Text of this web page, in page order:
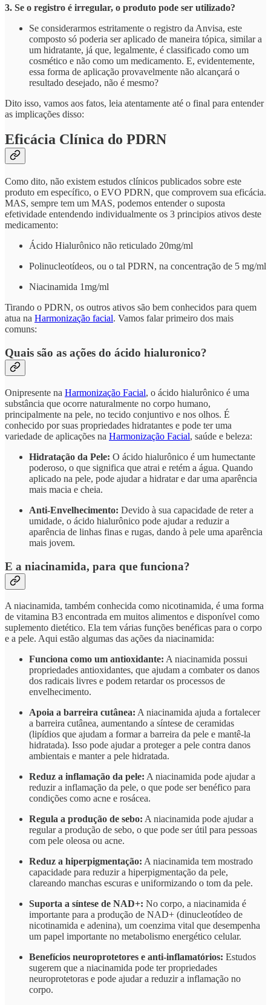
3. Se o registro é irregular, o produto pode ser utilizado?
Se considerarmos estritamente o registro da Anvisa, este
composto só poderia ser aplicado de maneira tópica, similar a
um hidratante, já que, legalmente, é classificado como um
cosmético e não como um medicamento. E, evidentemente,
essa forma de aplicação provavelmente não alcançará o
resultado desejado, não é mesmo?
Dito isso, vamos aos fatos, leia atentamente até o final para entender
as implicações disso:
Eficácia Clínica do PDRN
Como dito, não existem estudos clínicos publicados sobre este
produto em específico, o EVO PDRN, que comprovem sua eficácia.
MAS, sempre tem um MAS, podemos entender o suposta
efetividade entendendo individualmente os 3 principios ativos deste
medicamento:
Ácido Hialurônico não reticulado 20mg/ml
Polinucleotídeos, ou o tal PDRN, na concentração de 5 mg/ml
Niacinamida 1mg/ml
Tirando o PDRN, os outros ativos são bem conhecidos para quem
atua na Harmonização facial. Vamos falar primeiro dos mais
comuns:
Quais são as ações do ácido hialuronico?
Onipresente na Harmonização Facial, o ácido hialurônico é uma
substância que ocorre naturalmente no corpo humano,
principalmente na pele, no tecido conjuntivo e nos olhos. É
conhecido por suas propriedades hidratantes e pode ter uma
variedade de aplicações na Harmonização Facial, saúde e beleza:
Hidratação da Pele: O ácido hialurônico é um humectante
poderoso, o que significa que atrai e retém a água. Quando
aplicado na pele, pode ajudar a hidratar e dar uma aparência
mais macia e cheia.
Anti-Envelhecimento: Devido à sua capacidade de reter a
umidade, o ácido hialurônico pode ajudar a reduzir a
aparência de linhas finas e rugas, dando à pele uma aparência
mais jovem.
E a niacinamida, para que funciona?
A niacinamida, também conhecida como nicotinamida, é uma forma
de vitamina B3 encontrada em muitos alimentos e disponível como
suplemento dietético. Ela tem várias funções benéficas para o corpo
e a pele. Aqui estão algumas das ações da niacinamida:
Funciona como um antioxidante: A niacinamida possui
propriedades antioxidantes, que ajudam a combater os danos
dos radicais livres e podem retardar os processos de
envelhecimento.
Apoia a barreira cutânea: A niacinamida ajuda a fortalecer
a barreira cutânea, aumentando a síntese de ceramidas
(lipídios que ajudam a formar a barreira da pele e mantê-la
hidratada). Isso pode ajudar a proteger a pele contra danos
ambientais e manter a pele hidratada.
Reduz a inflamação da pele: A niacinamida pode ajudar a
reduzir a inflamação da pele, o que pode ser benéfico para
condições como acne e rosácea.
Regula a produção de sebo: A niacinamida pode ajudar a
regular a produção de sebo, o que pode ser útil para pessoas
com pele oleosa ou acne.
Reduz a hiperpigmentação: A niacinamida tem mostrado
capacidade para reduzir a hiperpigmentação da pele,
clareando manchas escuras e uniformizando o tom da pele.
Suporta a síntese de NAD+: No corpo, a niacinamida é
importante para a produção de NAD+ (dinucleotídeo de
nicotinamida e adenina), um coenzima vital que desempenha
um papel importante no metabolismo energético celular.
Benefícios neuroprotetores e anti-inflamatórios: Estudos
sugerem que a niacinamida pode ter propriedades
neuroprotetoras e pode ajudar a reduzir a inflamação no
corpo.